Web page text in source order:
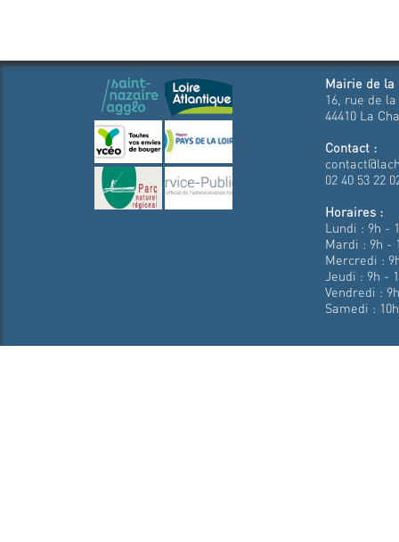
Mairie de la
16, rue de
44410 La
Contact :
02 40 53 22
Horaires :
Lundi : 9h -
Mardi : 9h -
Mercredi :
Jeudi : 9h -
Vendredi :
Samedi :